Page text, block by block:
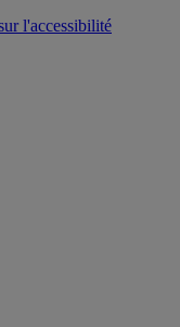
l'accessibilité